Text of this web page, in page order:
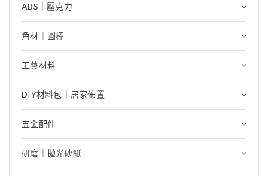
ABS｜壓克力
角材｜圓棒
工藝材料
DIY材料包｜居家佈置
五金配件
研磨｜拋光砂紙